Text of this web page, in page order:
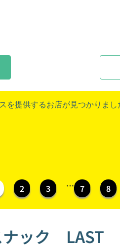
提供するお店が見つかりまし
2 3 … 7 8
ナック LAST